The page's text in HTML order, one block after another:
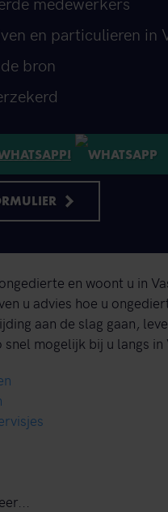
en particulieren in
bron
en woont u in
u advies hoe u
aan de slag gaan,
snel mogelijk bij u langs